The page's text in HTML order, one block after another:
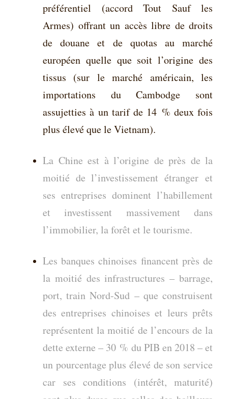
préférentiel (accord Tout Sauf les
Armes) offrant un accès libre de droits
de douane et de quotas au marché
européen quelle que soit l’origine des
tissus (sur le marché américain, les
importations du Cambodge sont
assujetties à un tarif de 14 % deux fois
plus élevé que le Vietnam).
La Chine est à l’origine de près de la
moitié de l’investissement étranger et
ses entreprises dominent l’habillement
et investissent massivement dans
l’immobilier, la forêt et le tourisme.
Les banques chinoises financent près de
la moitié des infrastructures – barrage,
port, train Nord-Sud – que construisent
des entreprises chinoises et leurs prêts
représentent la moitié de l’encours de la
dette externe – 30 % du PIB en 2018 – et
un pourcentage plus élevé de son service
car ses conditions (intérêt, maturité)